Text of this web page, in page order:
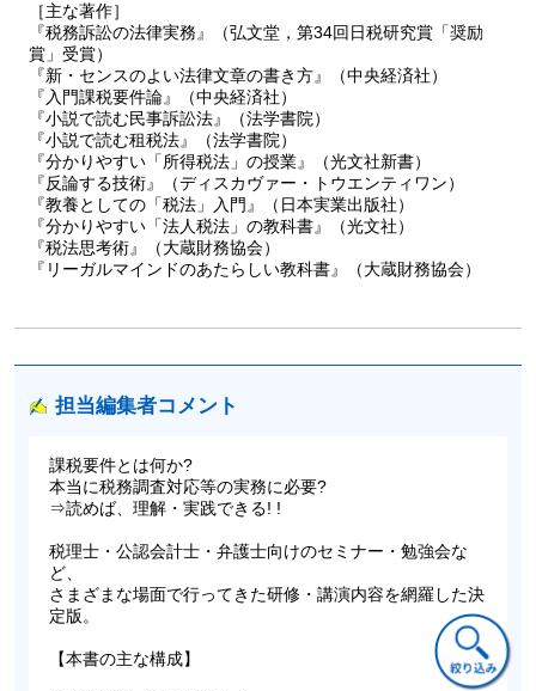
［主な著作］
『税務訴訟の法律実務』（弘文堂，第34回日税研究賞「奨励
賞」受賞）
『新・センスのよい法律文章の書き方』（中央経済社）
『入門課税要件論』（中央経済社）
『小説で読む民事訴訟法』（法学書院）
『小説で読む租税法』（法学書院）
『分かりやすい「所得税法」の授業』（光文社新書）
『反論する技術』（ディスカヴァー・トウエンティワン）
『教養としての「税法」入門』（日本実業出版社）
『分かりやすい「法人税法」の教科書』（光文社）
『税法思考術』（大蔵財務協会）
『リーガルマインドのあたらしい教科書』（大蔵財務協会）
担当編集者コメント
課税要件とは何か?
本当に税務調査対応等の実務に必要?
⇒読めば、理解・実践できる! !
税理士・公認会計士・弁護士向けのセミナー・勉強会な
ど、
さまざまな場面で行ってきた研修・講演内容を網羅した決
定版。
【本書の主な構成】